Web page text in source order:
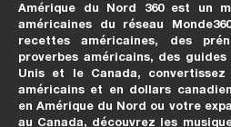
Amérique du Nord 360 est un
américaines du réseau
recettes américaines, des
proverbes américains, des
Unis et le Canada,
américains et en dollars
en Amérique du Nord ou votre
au Canada, découvrez les